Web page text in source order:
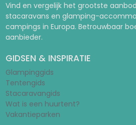
Vind en vergelijk het grootste
stacaravans en glamping-
campings in Europa. Betrouwbaar
aanbieder.
GIDSEN & INSPIRATIE
Glampinggids
Tentengids
Stacaravangids
Wat is een huurtent?
Vakantieparken